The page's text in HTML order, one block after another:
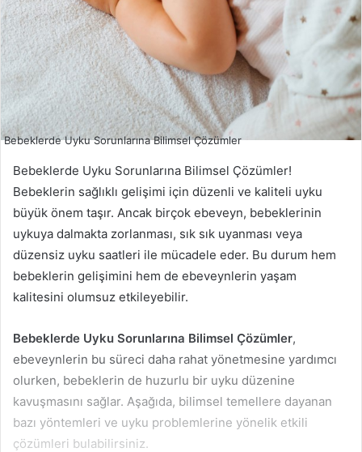
Bebeklerde Uyku Sorunlarına Bilimsel Çözümler
Bebeklerde Uyku Sorunlarına Bilimsel Çözümler!
Bebeklerin sağlıklı gelişimi için düzenli ve kaliteli uyku
büyük önem taşır. Ancak birçok ebeveyn, bebeklerinin
uykuya dalmakta zorlanması, sık sık uyanması veya
düzensiz uyku saatleri ile mücadele eder. Bu durum hem
bebeklerin gelişimini hem de ebeveynlerin yaşam
kalitesini olumsuz etkileyebilir.
Bebeklerde Uyku Sorunlarına Bilimsel Çözümler,
ebeveynlerin bu süreci daha rahat yönetmesine yardımcı
olurken, bebeklerin de huzurlu bir uyku düzenine
kavuşmasını sağlar. Aşağıda, bilimsel temellere dayanan
bazı yöntemleri ve uyku problemlerine yönelik etkili
çözümleri bulabilirsiniz.